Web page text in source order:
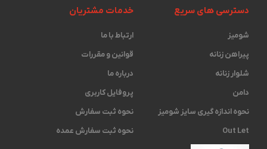
دسترسی های سریع
شومیز
پیراهن زنانه
شلوار زنانه
دامن
نحوه اندازه گیری ‫سایز شومیز
Out Let
خدمات مشتریان
ارتباط با ما
قوانین و مقررات
درباره ما
پروفایل کاربری
نحوه ثبت سفارش
نحوه ثبت سفارش عمده